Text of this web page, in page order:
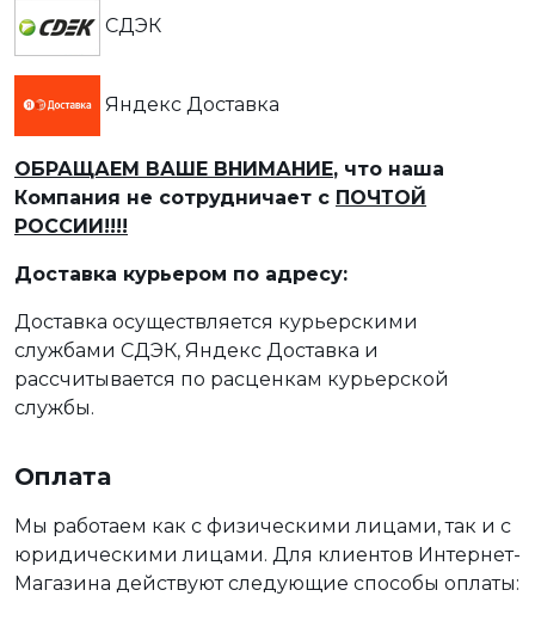
СДЭК
Яндекс Доставка
ОБРАЩАЕМ ВАШЕ ВНИМАНИЕ, что наша
Компания не сотрудничает с ПОЧТОЙ
РОССИИ!!!!
Доставка курьером по адресу:
Доставка осуществляется курьерскими
службами СДЭК, Яндекс Доставка и
рассчитывается по расценкам курьерской
службы.
Оплата
Мы работаем как с физическими лицами, так и с
юридическими лицами. Для клиентов Интернет-
Магазина действуют следующие способы оплаты: